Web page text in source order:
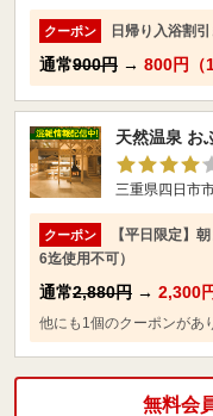
クーポン 日帰り入浴割
通常900円 → 800円（
天然温泉 お
三重県四日市
クーポン
【平日限定】
6迄使用不可）
通常2,880円 → 2,300
他にも1個のクーポンがあ
無料会